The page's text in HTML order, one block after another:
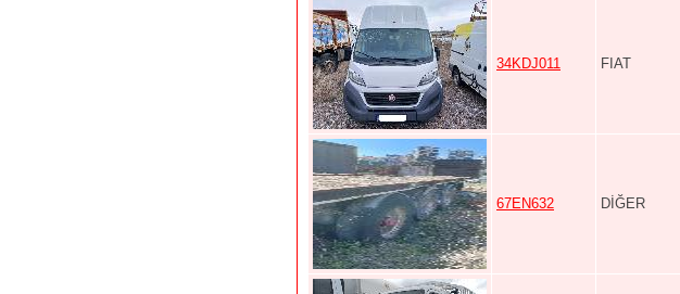
34KDJ011 FIAT
67EN632 DİĞER